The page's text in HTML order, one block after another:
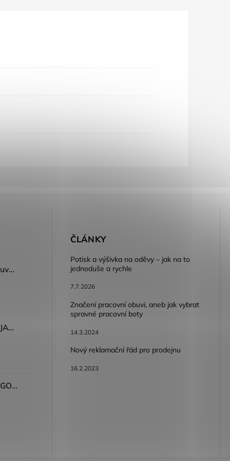
Dámský volnočasový nazouvák ARDON®JUNO - růžová
Dámské kalhoty ARDON®JASVENA šedá
Tričko ARDON®ULTRITE®GO! dámské růžová
ČLÁNKY
Potisk a výšivka na oděvy – jak na to
jednoduše a rychle
7.7.2026
Značení pracovní obuvi, aneb jak vybrat
spravné pracovní boty
14.3.2024
Nový reklamační řád pro prodejnu
16.2.2023